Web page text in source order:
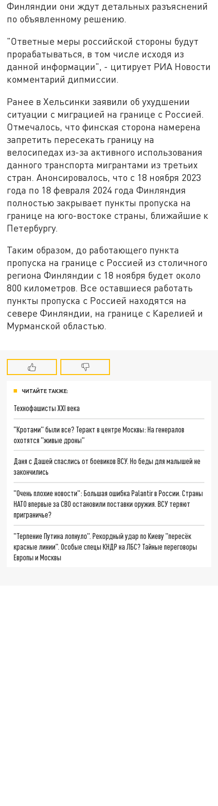
Финляндии они ждут детальных разъяснений
по объявленному решению.
"Ответные меры российской стороны будут
прорабатываться, в том числе исходя из
данной информации", - цитирует РИА Новости
комментарий дипмиссии.
Ранее в Хельсинки заявили об ухудшении
ситуации с миграцией на границе с Россией.
Отмечалось, что финская сторона намерена
запретить пересекать границу на
велосипедах из-за активного использования
данного транспорта мигрантами из третьих
стран. Анонсировалось, что с 18 ноября 2023
года по 18 февраля 2024 года Финляндия
полностью закрывает пункты пропуска на
границе на юго-востоке страны, ближайшие к
Петербургу.
Таким образом, до работающего пункта
пропуска на границе с Россией из столичного
региона Финляндии с 18 ноября будет около
800 километров. Все оставшиеся работать
пункты пропуска с Россией находятся на
севере Финляндии, на границе с Карелией и
Мурманской областью.
ЧИТАЙТЕ ТАКЖЕ:
Технофашисты XXI века
"Кротами" были все? Теракт в центре Москвы: На генералов
охотятся "живые дроны"
Даня с Дашей спаслись от боевиков ВСУ. Но беды для малышей не
закончились
"Очень плохие новости": Большая ошибка Palantir в России. Страны
НАТО впервые за СВО остановили поставки оружия. ВСУ теряют
приграничье?
"Терпение Путина лопнуло". Рекордный удар по Киеву "пересёк
красные линии". Особые спецы КНДР на ЛБС? Тайные переговоры
Европы и Москвы